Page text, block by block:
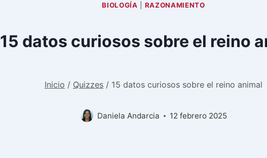
BIOLOGÍA RAZONAMIENTO
15 datos curiosos sobre el reino
Inicio / Quizzes / 15 datos curiosos sobre el reino animal
Daniela Andarcia 12 febrero 2025